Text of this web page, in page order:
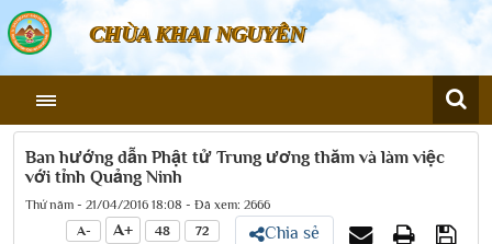
CHÙA KHAI NGUYÊN
Ban hướng dẫn Phật tử Trung ương thăm và làm việc
với tỉnh Quảng Ninh
Thứ năm - 21/04/2016 18:08 - Đã xem: 2666
A-
A+ 48 72 Chia sẻ